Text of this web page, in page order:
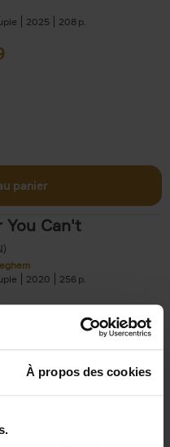
À propos des cookies
2025 208
panier
You Can't
2020 256